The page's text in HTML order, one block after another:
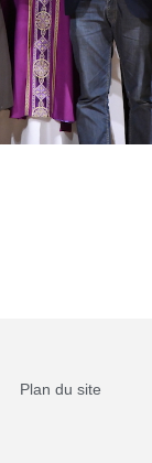
Plan du site